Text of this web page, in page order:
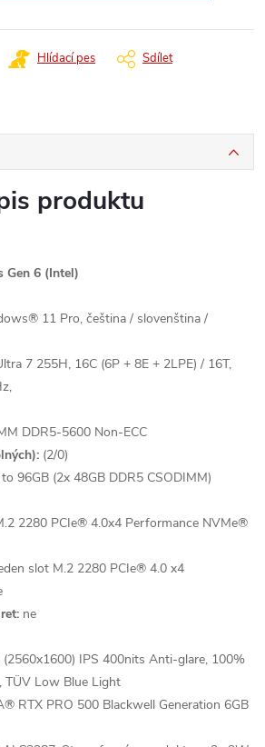
Hlídací pes Sdílet
produktu
Gen 6 (Intel)
11 Pro, čeština / slovenština /
7 255H, 16C (6P + 8E + 2LPE) / 16T,
DDR5-5600 Non-ECC
(2/0)
96GB (2x 48GB DDR5 CSODIMM)
2280 PCIe® 4.0x4 Performance NVMe®
slot M.2 2280 PCIe® 4.0 x4
ne
IPS 400nits Anti-glare, 100%
TÜV Low Blue Light
RTX PRO 500 Blackwell Generation 6GB